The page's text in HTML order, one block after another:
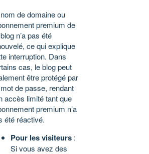
de domaine ou
premium de
n’a pas été
ce qui explique
interruption. Dans
cas, le blog peut
être protégé par
de passe, rendant
accès limité tant que
premium n’a
été réactivé.
Pour les visiteurs :
Si vous avez des